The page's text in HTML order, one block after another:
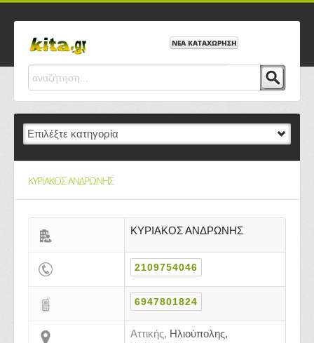
ΝΕΑ ΚΑΤΑΧΩΡΗΣΗ
ΚΥΡΙΑΚΟΣ ΑΝΔΡΩΝΗΣ
ΚΥΡΙΑΚΟΣ ΑΝΔΡΩΝΗΣ
2109754046
6947801824
Αττικής, Ηλιούπολης,